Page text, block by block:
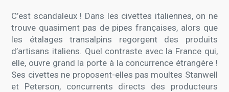
C’est scandaleux ! Dans les civettes italiennes, on ne
trouve quasiment pas de pipes françaises, alors que
les étalages transalpins regorgent des produits
d’artisans italiens. Quel contraste avec la France qui,
elle, ouvre grand la porte à la concurrence étrangère !
Ses civettes ne proposent-elles pas moultes Stanwell
et Peterson, concurrents directs des producteurs